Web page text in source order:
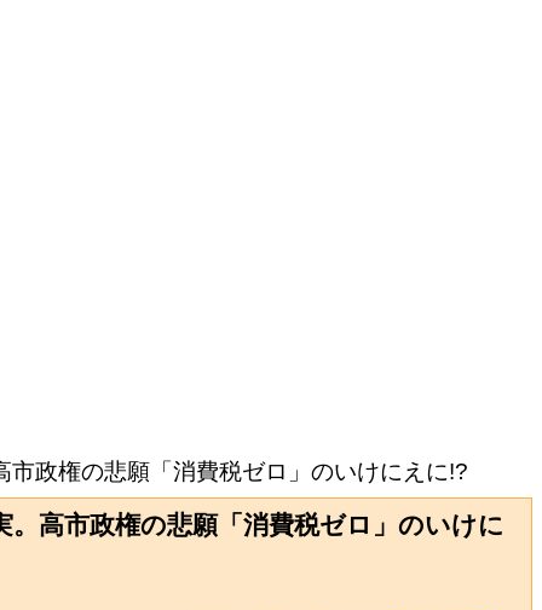
政権の悲願「消費税ゼロ」のいけにえに!?
高市政権の悲願「消費税ゼロ」のいけに